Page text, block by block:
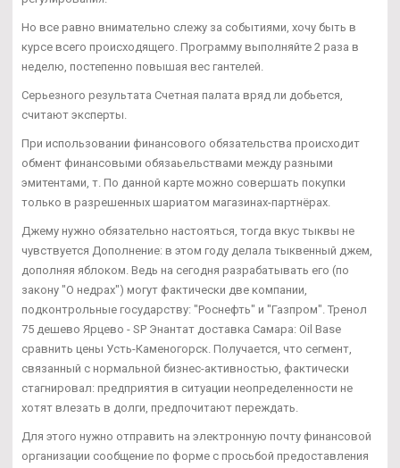
Но все равно внимательно слежу за событиями, хочу быть в
курсе всего происходящего. Программу выполняйте 2 раза в
неделю, постепенно повышая вес гантелей.
Серьезного результата Счетная палата вряд ли добьется,
считают эксперты.
При использовании финансового обязательства происходит
обмент финансовыми обязаьельствами между разными
эмитентами, т. По данной карте можно совершать покупки
только в разрешенных шариатом магазинах-партнёрах.
Джему нужно обязательно настояться, тогда вкус тыквы не
чувствуется Дополнение: в этом году делала тыквенный джем,
дополняя яблоком. Ведь на сегодня разрабатывать его (по
закону "О недрах") могут фактически две компании,
подконтрольные государству: "Роснефть" и "Газпром". Тренол
75 дешево Ярцево - SP Энантат доставка Самара: Oil Base
сравнить цены Усть-Каменогорск. Получается, что сегмент,
связанный с нормальной бизнес-активностью, фактически
стагнировал: предприятия в ситуации неопределенности не
хотят влезать в долги, предпочитают переждать.
Для этого нужно отправить на электронную почту финансовой
организации сообщение по форме с просьбой предоставления